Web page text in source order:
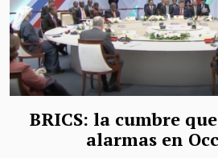
BRICS: la cumbre
alarmas en